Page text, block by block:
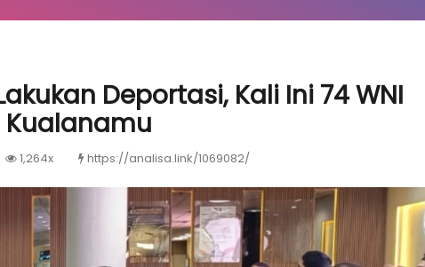
Deportasi, Kali Ini 74 WNI
Kualanamu
1,264x https://analisa.link/1069082/